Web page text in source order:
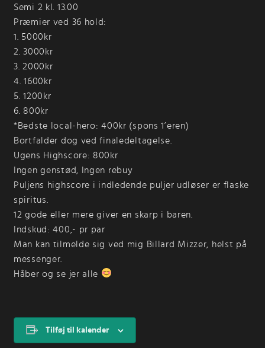
Semi 2 kl. 13.00
Præmier ved 36 hold:
1. 5000kr
2. 3000kr
3. 2000kr
4. 1600kr
5. 1200kr
6. 800kr
*Bedste local-hero: 400kr (spons 1’eren)
Bortfalder dog ved finaledeltagelse.
Ugens Highscore: 800kr
Ingen genstød, Ingen rebuy
Puljens highscore i indledende puljer udløser er flaske
spiritus.
12 gode eller mere giver en skarp i baren.
Indskud: 400,- pr par
Man kan tilmelde sig ved mig Billard Mizzer, helst på
messenger.
Håber og se jer alle
Tilføj til kalender